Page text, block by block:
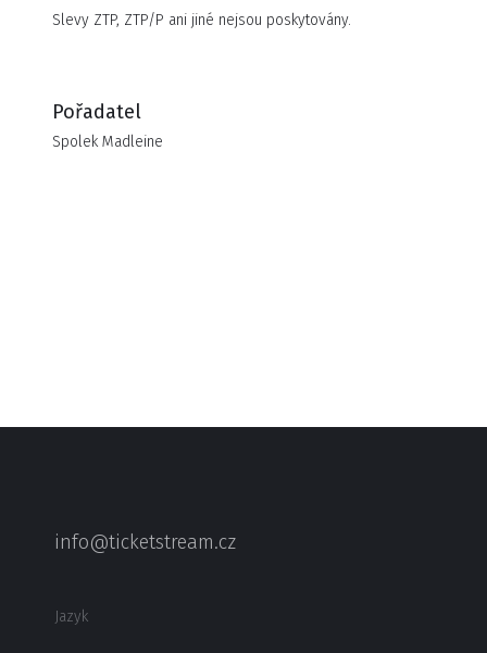
Slevy ZTP, ZTP/P ani jiné nejsou poskytovány.
Pořadatel
Spolek Madleine
info@ticketstream.cz
Jazyk